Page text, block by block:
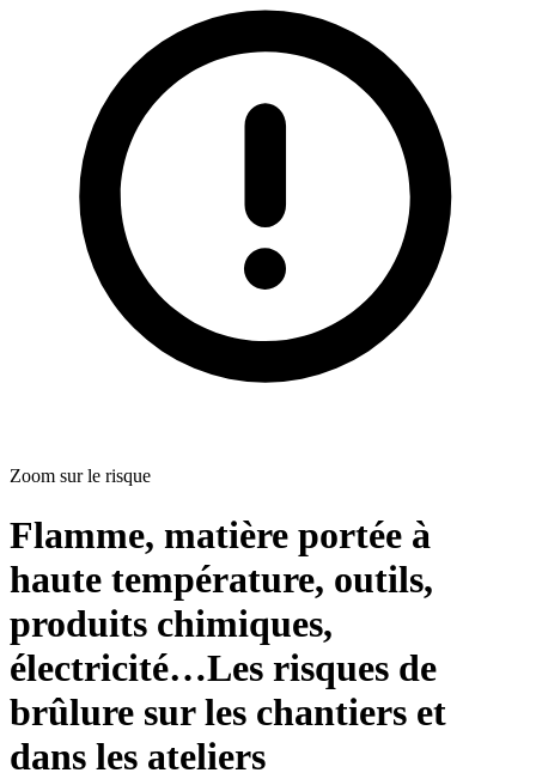
Zoom sur le risque
Flamme, matière portée à
haute température, outils,
produits chimiques,
électricité…Les risques de
brûlure sur les chantiers et
dans les ateliers